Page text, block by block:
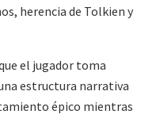
herencia de Tolkien y
el jugador toma
estructura narrativa
épico mientras